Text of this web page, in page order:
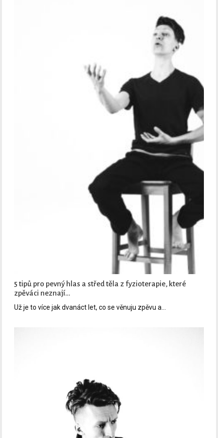
5 tipů pro pevný hlas a střed těla z fyzioterapie, které
zpěváci neznají…
Už je to více jak dvanáct let, co se věnuju zpěvu a…